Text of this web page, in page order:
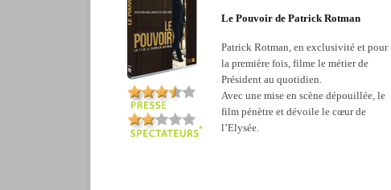
Le Pouvoir de Patrick Rotman
Patrick Rotman, en exclusivité et pour
la première fois, filme le métier de
Président au quotidien.
Avec une mise en scène dépouillée, le
film pénètre et dévoile le cœur de
l’Elysée.